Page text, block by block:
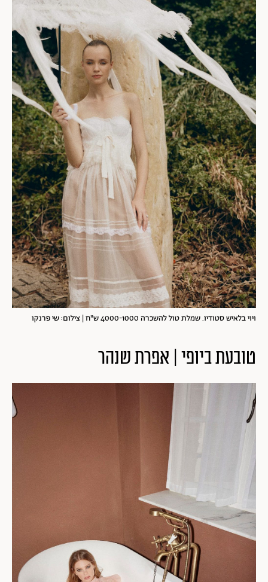
ויוי בלאיש סטודיו. שמלת טול להשכרה 4000-1000 ש"ח | צילום: שי פרנקו
טובעת ביופי | אפרת שנהר